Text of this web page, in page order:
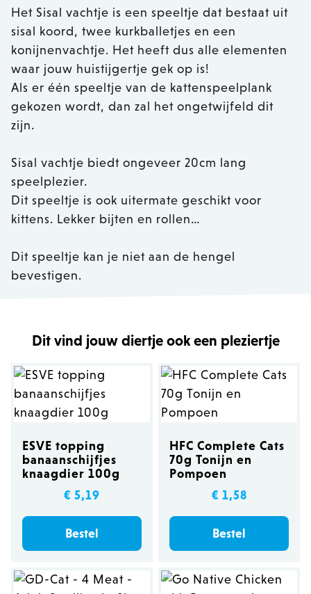
Het Sisal vachtje is een speeltje dat bestaat uit
sisal koord, twee kurkballetjes en een
konijnenvachtje. Het heeft dus alle elementen
waar jouw huistijgertje gek op is!
Als er één speeltje van de kattenspeelplank
gekozen wordt, dan zal het ongetwijfeld dit
zijn.
Sisal vachtje biedt ongeveer 20cm lang
speelplezier.
Dit speeltje is ook uitermate geschikt voor
kittens. Lekker bijten en rollen…
Dit speeltje kan je niet aan de hengel
bevestigen.
Dit vind jouw diertje ook een pleziertje
ESVE topping
banaanschijfjes
knaagdier 100g
€ 5,19
Bestel
HFC Complete Cats
70g Tonijn en
Pompoen
€ 1,58
Bestel